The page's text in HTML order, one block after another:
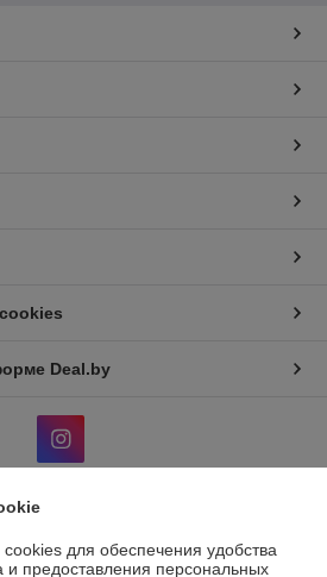
Deal.by
с дополнительной отвественностью
для обеспечения удобства
и предоставления персональных